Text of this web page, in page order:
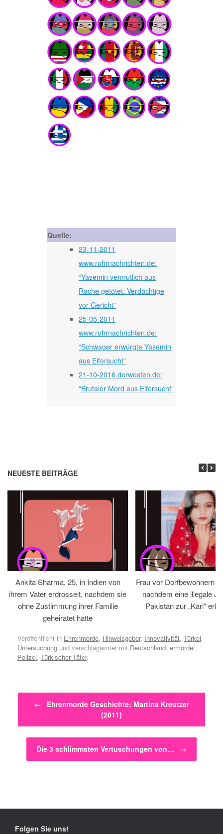
Quelle:
23-11-2011
www.ruhrnachrichten.de:
“Yasemin vermutlich aus
Rache getötet: Verdächtige
vor Gericht”
25-05-2011
www.ruhrnachrichten.de:
“Schwager erwürgte Yasemin
aus Eifersucht”
21-10-2016 derwesten.de:
“Brutaler Mord aus Eifersucht”
NEUESTE BEITRÄGE
Ankita Sharma, 25, in Indien von
ihrem Vater erdrosselt, nachdem sie
ohne Zustimmung ihrer Familie
geheiratet hatte
Frau vor Dorfbewohnern
nachdem eine illegale
Pakistan zur „Kari“
Veröffentlicht in Ehrenmorde, Hinweisgeber, Innovativität, Türkei,
Untersuchung und verschlagwortet mit Deutschland, ermordet,
Polizei, Türkischer Täter.
Beitragsnavigation
←
Ehrenmorde Geschichte: Martina Kreutzer
(2011)
Die 3 schlimmsten Vertuschungen von… →
Folgen Sie uns!